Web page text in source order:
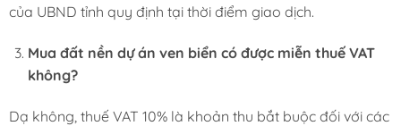
của UBND tỉnh quy định tại thời điểm giao dịch.
Mua đất nền dự án ven biển có được miễn thuế VAT
không?
Dạ không, thuế VAT 10% là khoản thu bắt buộc đối với các